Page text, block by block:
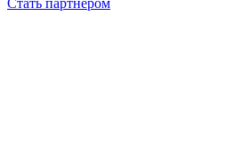
Стать партнером